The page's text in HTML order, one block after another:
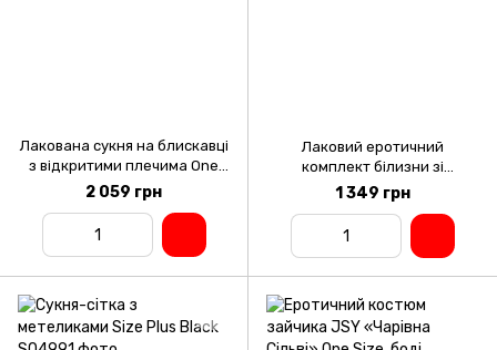
Лакована сукня на блискавці
з відкритими плечима One
Size Black
2 059 грн
Лаковий еротичний
комплект білизни зі
стрепами One Size Black
1 349 грн